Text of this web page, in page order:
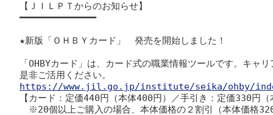
【ＪＩＬＰＴからのお知らせ】
━━━━━━━━━━━━━━
★新版「ＯＨＢＹカード」　発売を開始しました！
「OHBYカード」は、カード式の職業情報ツールです。キャ
https://www.jil.go.jp/institute/seika/ohby/
【カード：定価440円（本体400円）／手引き：定価330円
※20個以上ご購入の場合、本体価格の２割引（本体価格